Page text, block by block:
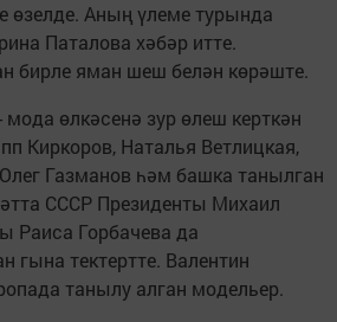
Аның үлеме турында
Паталова хәбәр итте.
бирле яман шеш белән көрәште.
өлкәсенә зур өлеш керткән
Киркоров, Наталья Ветлицкая,
Газманов һәм башка танылган
СССР Президенты Михаил
Раиса Горбачева да
гына тектертте. Валентин
танылу алган модельер.